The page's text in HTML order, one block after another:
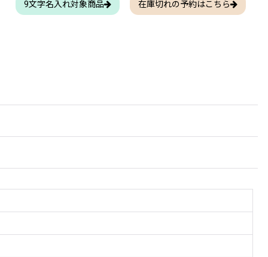
9文字名入れ対象商品 在庫切れの予約はこちら